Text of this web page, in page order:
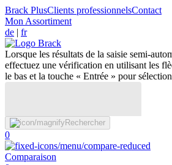
Brack PlusClients professionnelsContact
Mon Assortiment
de | fr
Lorsque les résultats de la saisie semi-
effectuez une vérification en utilisant les
le bas et la touche « Entrée » pour
Rechercher
0
Comparaison